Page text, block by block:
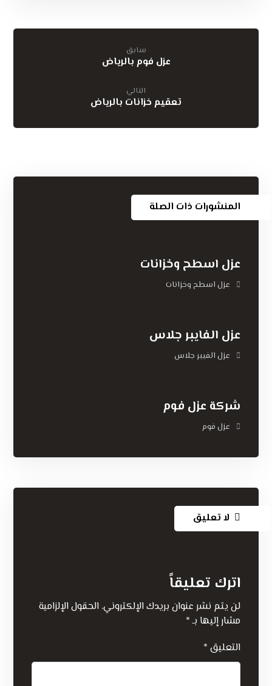
سابق
عزل فوم بالرياض
التالي
تعقيم خزانات بالرياض
المنشورات ذات الصلة
عزل اسطح وخزانات
عزل اسطح وخزانات
عزل الفايبر جلاس
عزل الفيبر جلاس
شركة عزل فوم
عزل فوم
لا تعليق
اترك تعليقاً
لن يتم نشر عنوان بريدك الإلكتروني. الحقول الإلزامية
مشار إليها بـ*
التعليق *